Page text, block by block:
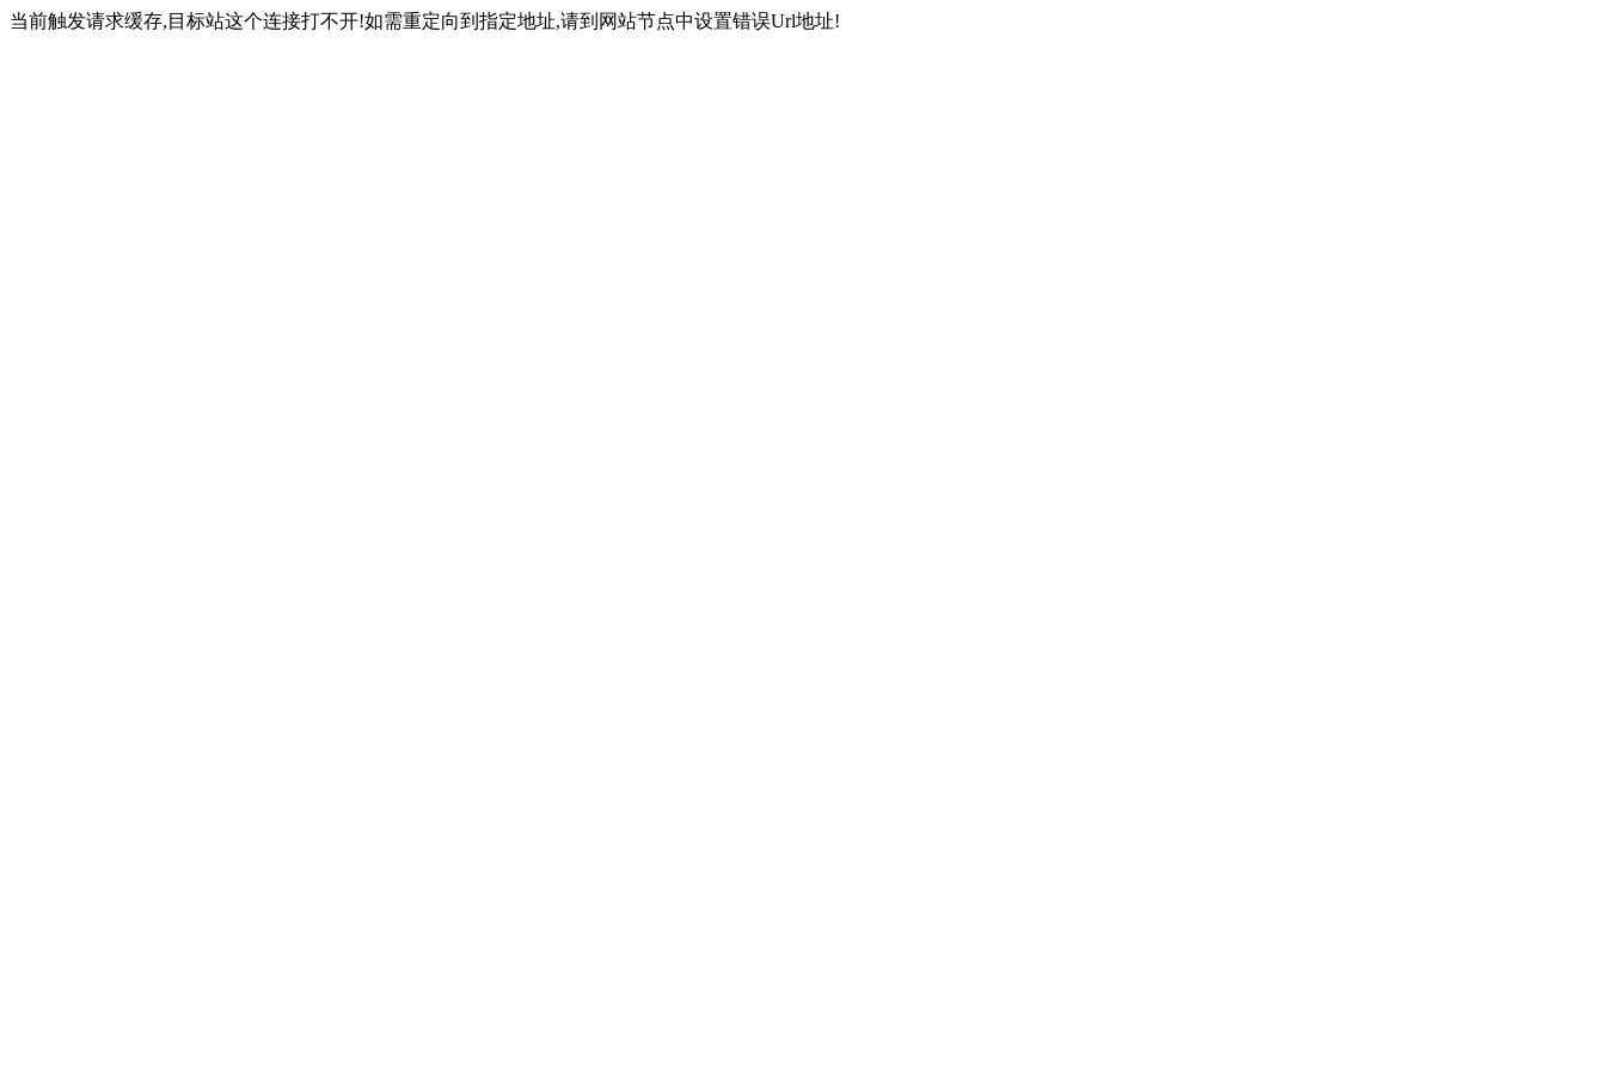
当前触发请求缓存,目标站这个连接打不开!如需重定向到指定地址,请到网站节点中设置错误Url地址!